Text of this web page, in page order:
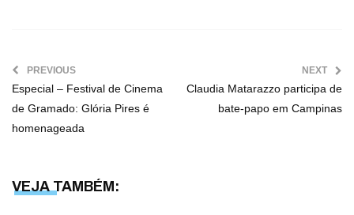
PREVIOUS
Especial – Festival de Cinema
de Gramado: Glória Pires é
homenageada
NEXT
Claudia Matarazzo participa de
bate-papo em Campinas
VEJA TAMBÉM: